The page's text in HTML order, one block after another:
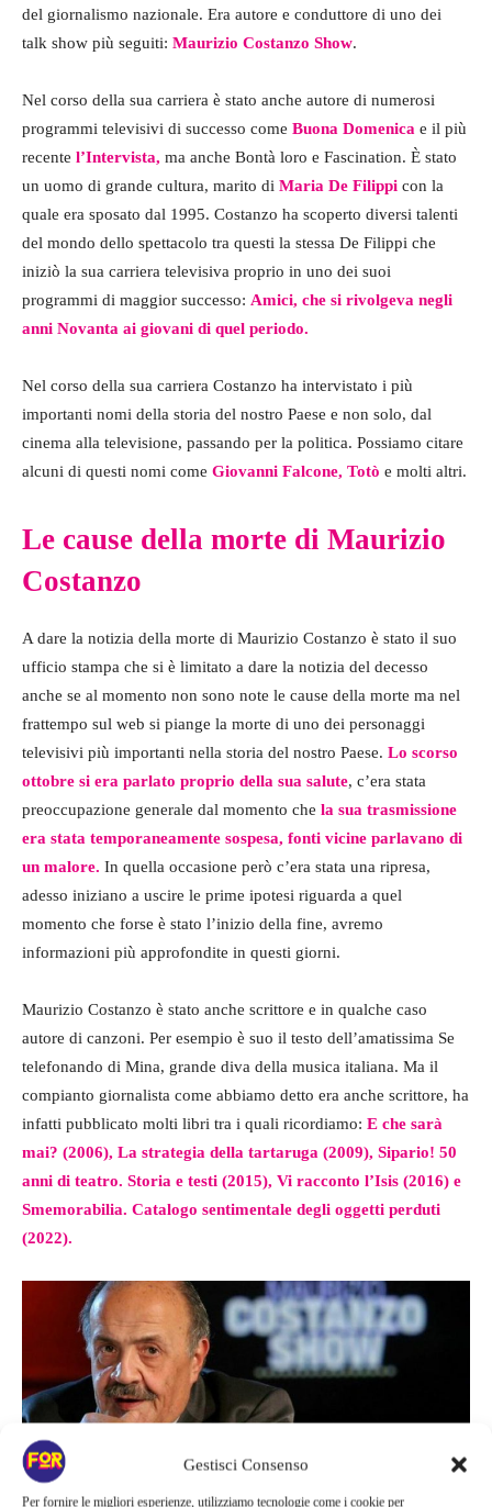
Gestisci Consenso
Per fornire le migliori esperienze, utilizziamo tecnologie come i cookie per
del giornalismo nazionale. Era autore e conduttore di uno dei
talk show più seguiti: Maurizio Costanzo Show.
Nel corso della sua carriera è stato anche autore di numerosi
programmi televisivi di successo come Buona Domenica e il più
recente l’Intervista, ma anche Bontà loro e Fascination. È stato
un uomo di grande cultura, marito di Maria De Filippi con la
quale era sposato dal 1995. Costanzo ha scoperto diversi talenti
del mondo dello spettacolo tra questi la stessa De Filippi che
iniziò la sua carriera televisiva proprio in uno dei suoi
programmi di maggior successo: Amici, che si rivolgeva negli
anni Novanta ai giovani di quel periodo.
Nel corso della sua carriera Costanzo ha intervistato i più
importanti nomi della storia del nostro Paese e non solo, dal
cinema alla televisione, passando per la politica. Possiamo citare
alcuni di questi nomi come Giovanni Falcone, Totò e molti altri.
Le cause della morte di Maurizio
Costanzo
A dare la notizia della morte di Maurizio Costanzo è stato il suo
ufficio stampa che si è limitato a dare la notizia del decesso
anche se al momento non sono note le cause della morte ma nel
frattempo sul web si piange la morte di uno dei personaggi
televisivi più importanti nella storia del nostro Paese. Lo scorso
ottobre si era parlato proprio della sua salute, c’era stata
preoccupazione generale dal momento che la sua trasmissione
era stata temporaneamente sospesa, fonti vicine parlavano di
un malore. In quella occasione però c’era stata una ripresa,
adesso iniziano a uscire le prime ipotesi riguarda a quel
momento che forse è stato l’inizio della fine, avremo
informazioni più approfondite in questi giorni.
Maurizio Costanzo è stato anche scrittore e in qualche caso
autore di canzoni. Per esempio è suo il testo dell’amatissima Se
telefonando di Mina, grande diva della musica italiana. Ma il
compianto giornalista come abbiamo detto era anche scrittore, ha
infatti pubblicato molti libri tra i quali ricordiamo: E che sarà
mai? (2006), La strategia della tartaruga (2009), Sipario! 50
anni di teatro. Storia e testi (2015), Vi racconto l’Isis (2016) e
Smemorabilia. Catalogo sentimentale degli oggetti perduti
(2022).